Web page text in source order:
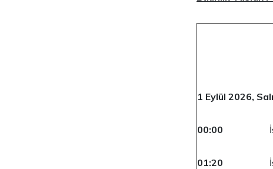
1 Eylül 2026, Salı
00:00
01:20